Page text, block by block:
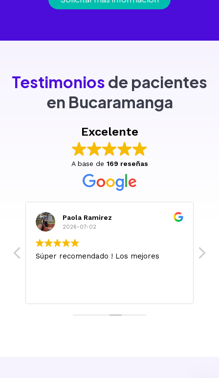
Testimonios de pacientes
en Bucaramanga
Excelente
A base de 169 reseñas
Paola Ramirez
2026-07-02
Súper recomendado ! Los mejores